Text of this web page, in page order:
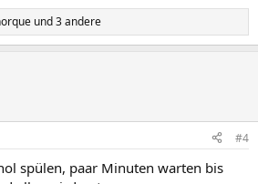
und 3 andere
#4
spülen, paar Minuten warten bis